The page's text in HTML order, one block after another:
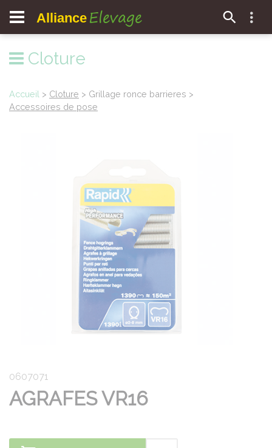
Alliance Elevage
Cloture
Accueil > Cloture > Grillage ronce barrieres >
Accessoires de pose
0607071
AGRAFES VR16